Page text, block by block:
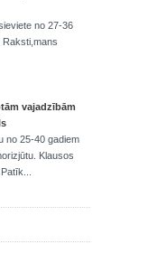
no 27-36
Raksti,mans
vajadzībām
no 25-40 gadiem
Klausos